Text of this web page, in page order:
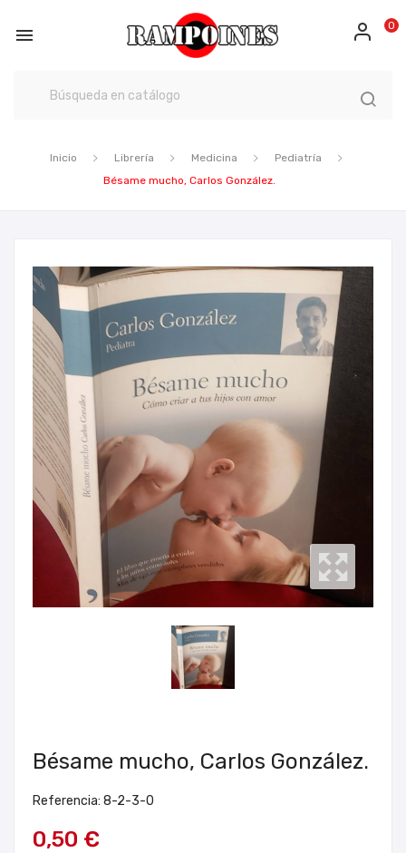
 0
Inicio Librería Medicina
Pediatría
Bésame mucho, Carlos González.
Bésame mucho, Carlos González.
Referencia: 8-2-3-0
0,50 €